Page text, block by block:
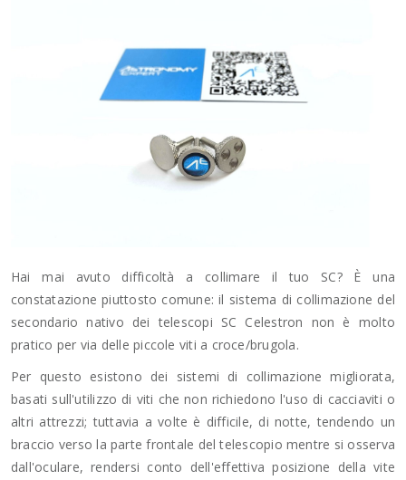
Hai mai avuto difficoltà a collimare il tuo SC? È una
constatazione piuttosto comune: il sistema di collimazione del
secondario nativo dei telescopi SC Celestron non è molto
pratico per via delle piccole viti a croce/brugola.
Per questo esistono dei sistemi di collimazione migliorata,
basati sull'utilizzo di viti che non richiedono l'uso di cacciaviti o
altri attrezzi; tuttavia a volte è difficile, di notte, tendendo un
braccio verso la parte frontale del telescopio mentre si osserva
dall'oculare, rendersi conto dell'effettiva posizione della vite